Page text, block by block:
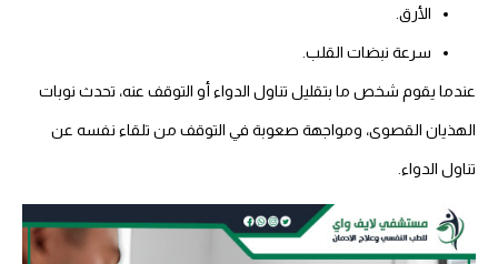
الأرق.
سرعة نبضات القلب.
عندما يقوم شخص ما بتقليل تناول الدواء أو التوقف عنه، تحدث نوبات
الهذيان القصوى، ومواجهة صعوبة في التوقف من تلقاء نفسه عن
تناول الدواء.